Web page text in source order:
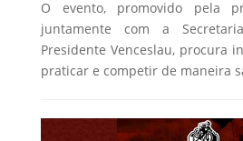
O evento, promovido pela
juntamente com a
Presidente Venceslau, procura
praticar e competir de maneira